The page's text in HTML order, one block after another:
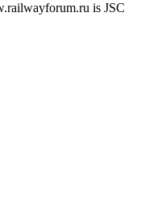
is JSC